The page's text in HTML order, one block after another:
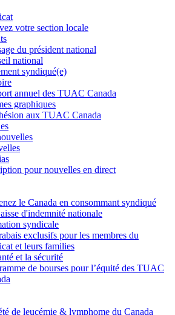
votre section locale
du président national
national
syndiqué(e)
annuel des TUAC Canada
graphiques
aux TUAC Canada
pour nouvelles en direct
le Canada en consommant syndiqué
d'indemnité nationale
syndicale
exclusifs pour les membres du
et leurs families
et la sécurité
de bourses pour l’équité des TUAC
de leucémie & lymphome du Canada